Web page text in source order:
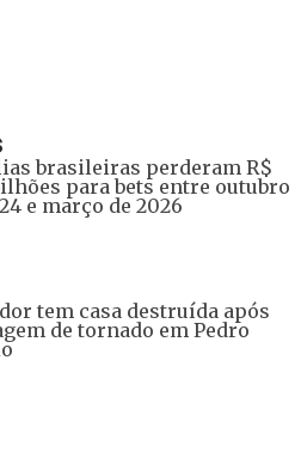
brasileiras perderam R$
para bets entre outubro
e março de 2026
tem casa destruída após
de tornado em Pedro